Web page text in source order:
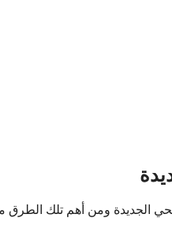
الجديدة ومن أهم تلك